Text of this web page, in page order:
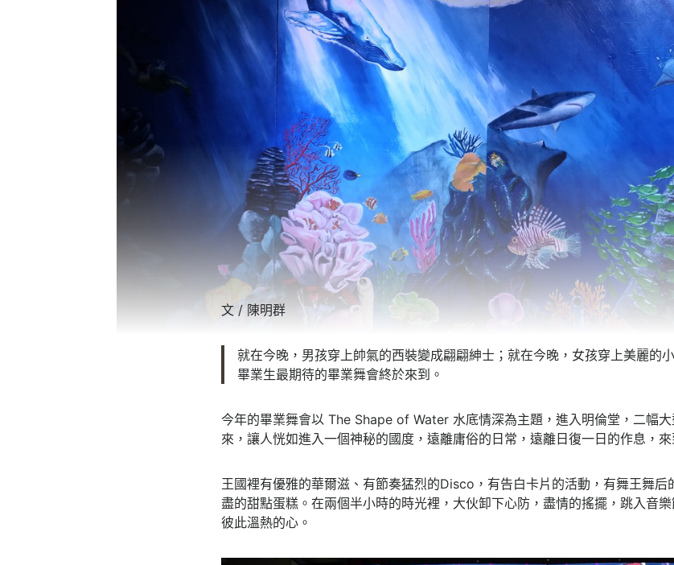
文 / 陳明群
就在今晚，男孩穿上帥氣的西裝變成翩翩紳士；就在今晚，女孩穿上美麗的
畢業生最期待的畢業舞會終於來到。
今年的畢業舞會以 The Shape of Water 水底情深為主題，進入明倫堂，二幅
來，讓人恍如進入一個神秘的國度，遠離庸俗的日常，遠離日復一日的作息，
王國裡有優雅的華爾滋、有節奏猛烈的Disco，有告白卡片的活動，有舞王舞
盡的甜點蛋糕。在兩個半小時的時光裡，大伙卸下心防，盡情的搖擺，跳入音
彼此溫熱的心。